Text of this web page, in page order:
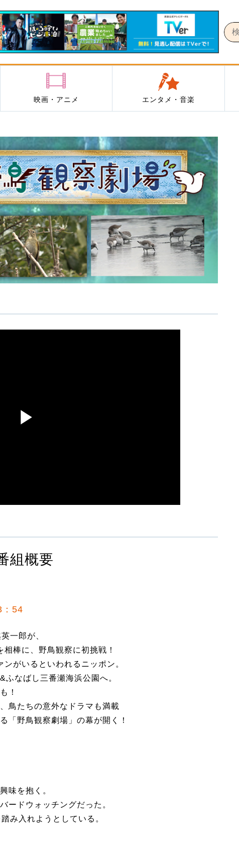
映画・アニメ エンタメ・音楽
組概要
：54
一郎が、
棒に、野鳥観察に初挑戦！
がいるといわれるニッポン。
なばし三番瀬海浜公園へ。
！
鳥たちの意外なドラマも満載
「野鳥観察劇場」の幕が開く！
味を抱く。
ードウォッチングだった。
み入れようとしている。